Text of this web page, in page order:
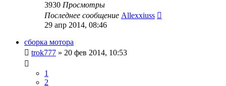
3930 Просмотры
Последнее сообщение Allexxiuss
29 апр 2014, 08:46
сборка мотора
trok777 » 20 фев 2014, 10:53
1
2